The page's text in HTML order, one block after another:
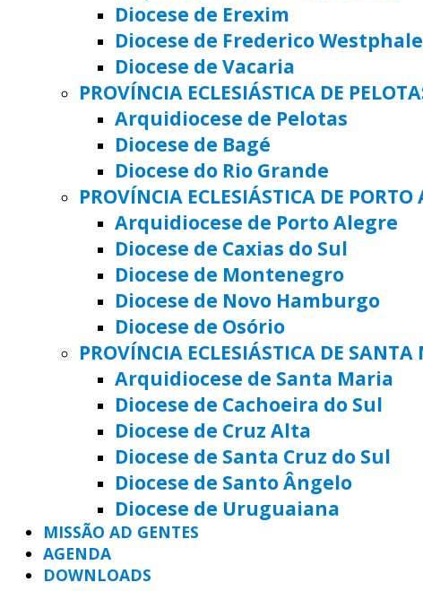
Diocese de Erexim
Diocese de Frederico
Diocese de Vacaria
PROVÍNCIA ECLESIÁSTICA DE
Arquidiocese de Pelotas
Diocese de Bagé
Diocese do Rio Grande
PROVÍNCIA ECLESIÁSTICA DE PORTO
Arquidiocese de Porto Alegre
Diocese de Caxias do Sul
Diocese de Montenegro
Diocese de Novo Hamburgo
Diocese de Osório
PROVÍNCIA ECLESIÁSTICA DE
Arquidiocese de Santa Maria
Diocese de Cachoeira do Sul
Diocese de Cruz Alta
Diocese de Santa Cruz do Sul
Diocese de Santo Ângelo
Diocese de Uruguaiana
MISSÃO AD GENTES
AGENDA
DOWNLOADS